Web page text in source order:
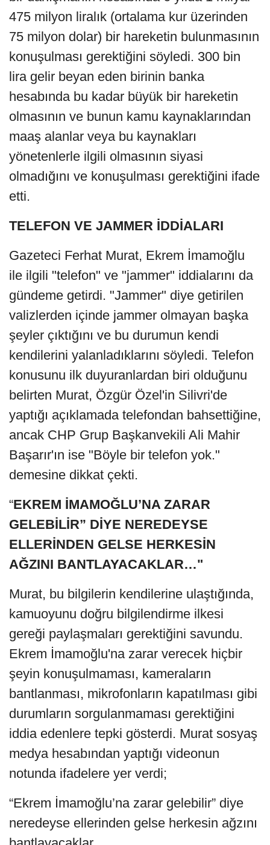
475 milyon liralık (ortalama kur üzerinden
75 milyon dolar) bir hareketin bulunmasının
konuşulması gerektiğini söyledi. 300 bin
lira gelir beyan eden birinin banka
hesabında bu kadar büyük bir hareketin
olmasının ve bunun kamu kaynaklarından
maaş alanlar veya bu kaynakları
yönetenlerle ilgili olmasının siyasi
olmadığını ve konuşulması gerektiğini ifade
etti.
TELEFON VE JAMMER İDDİALARI
Gazeteci Ferhat Murat, Ekrem İmamoğlu
ile ilgili "telefon" ve "jammer" iddialarını da
gündeme getirdi. "Jammer" diye getirilen
valizlerden içinde jammer olmayan başka
şeyler çıktığını ve bu durumun kendi
kendilerini yalanladıklarını söyledi. Telefon
konusunu ilk duyuranlardan biri olduğunu
belirten Murat, Özgür Özel'in Silivri'de
yaptığı açıklamada telefondan bahsettiğine,
ancak CHP Grup Başkanvekili Ali Mahir
Başarır'ın ise "Böyle bir telefon yok."
demesine dikkat çekti.
“EKREM İMAMOĞLU’NA ZARAR
GELEBİLİR” DİYE NEREDEYSE
ELLERİNDEN GELSE HERKESİN
AĞZINI BANTLAYACAKLAR…"
Murat, bu bilgilerin kendilerine ulaştığında,
kamuoyunu doğru bilgilendirme ilkesi
gereği paylaşmaları gerektiğini savundu.
Ekrem İmamoğlu'na zarar verecek hiçbir
şeyin konuşulmaması, kameraların
bantlanması, mikrofonların kapatılması gibi
durumların sorgulanmaması gerektiğini
iddia edenlere tepki gösterdi. Murat sosyaş
medya hesabından yaptığı videonun
notunda ifadelere yer verdi;
“Ekrem İmamoğlu’na zarar gelebilir” diye
neredeyse ellerinden gelse herkesin ağzını